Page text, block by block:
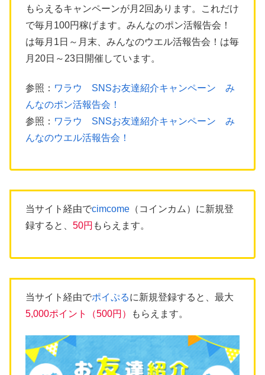
もらえるキャンペーンが月2回あります。これだけ
で毎月100円稼げます。みんなのポン活報告会！
は毎月1日～月末、みんなのウエル活報告会！は毎
月20日～23日開催しています。
参照： ワラウ SNSお友達紹介キャンペーン み
んなのポン活報告会！
参照： ワラウ SNSお友達紹介キャンペーン み
んなのウエル活報告会！
当サイト経由でcimcome （コインカム）に新規登
録すると、 50円 もらえます。
当サイト経由でポイぷるに新規登録すると、最大
5,000ポイント（500円）
もらえます。